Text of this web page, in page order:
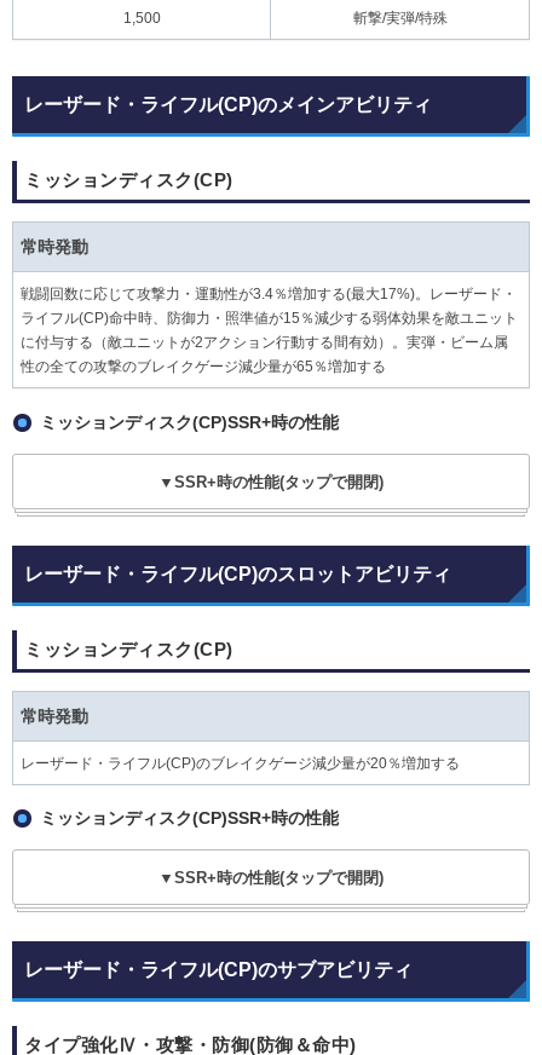
1,500 斬撃/実弾/特殊
レーザード・ライフル(CP)のメインアビリティ
ミッションディスク(CP)
常時発動
戦闘回数に応じて攻撃力・運動性が3.4％増加する(最大17%)。レーザード・
ライフル(CP)命中時、防御力・照準値が15％減少する弱体効果を敵ユニット
に付与する（敵ユニットが2アクション行動する間有効）。実弾・ビーム属
性の全ての攻撃のブレイクゲージ減少量が65％増加する
ミッションディスク(CP)SSR+時の性能
▼SSR+時の性能(タップで開閉)
レーザード・ライフル(CP)のスロットアビリティ
ミッションディスク(CP)
常時発動
レーザード・ライフル(CP)のブレイクゲージ減少量が20％増加する
ミッションディスク(CP)SSR+時の性能
▼SSR+時の性能(タップで開閉)
レーザード・ライフル(CP)のサブアビリティ
タイプ強化Ⅳ・攻撃・防御(防御＆命中)